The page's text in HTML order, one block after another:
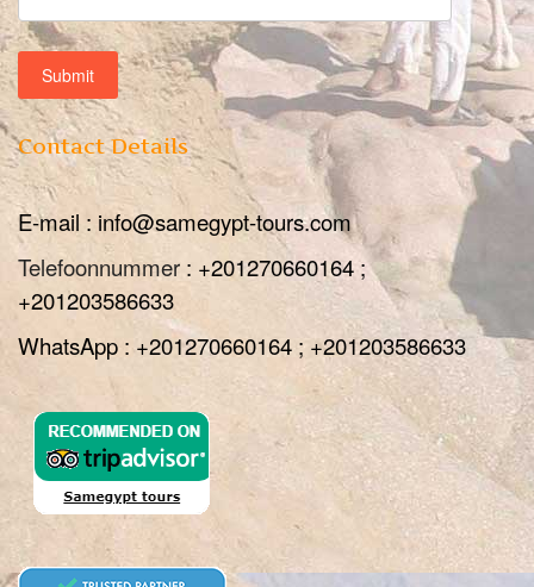
Contact Details
E-mail : info@samegypt-tours.com
Telefoonnummer : +201270660164 ;
+201203586633
WhatsApp : +201270660164 ; +201203586633